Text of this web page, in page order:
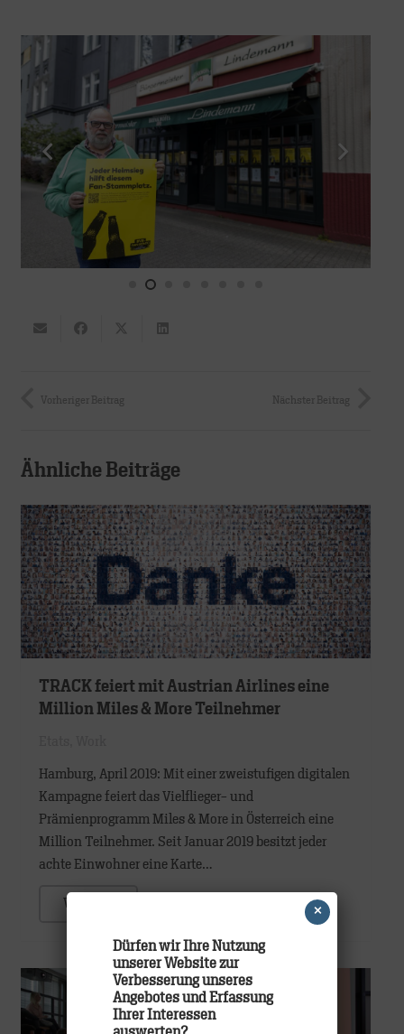
Vorheriger Beitrag Nächster Beitrag
Ähnliche Beiträge
TRACK feiert mit Austrian Airlines eine
Million Miles & More Teilnehmer
Hamburg, April 2019: Mit einer zweistufigen digitalen
Kampagne feiert das Vielflieger- und
Prämienprogramm Miles & More in Österreich eine
Million Teilnehmer. Seit Januar 2019 besitzt jeder
achte Einwohner eine Karte…
WEITER
Dürfen wir Ihre Nutzung
unserer Website zur
Verbesserung unseres
Angebotes und Erfassung
Ihrer Interessen
×